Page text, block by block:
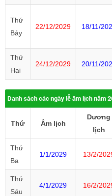
Thứ
Bảy
22/12/2029 18/11/
Thứ
Hai
24/12/2029 20/11/
Danh sách các ngày lễ âm lịch năm
Thứ Âm lịch
Dương
lịch
Thứ
Ba
1/1/2029 13/2/
Thứ
Sáu
4/1/2029 16/2/